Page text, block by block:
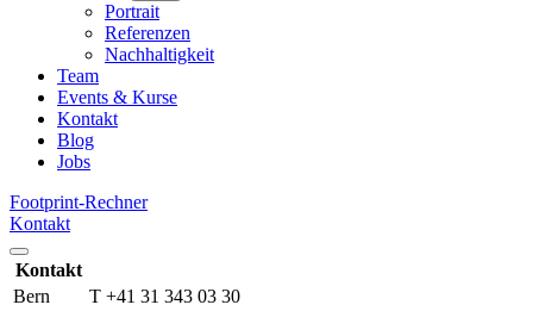
Portrait
Referenzen
Nachhaltigkeit
Team
Events & Kurse
Kontakt
Blog
Jobs
Footprint-Rechner
Kontakt
Kontakt
Bern
T +41 31 343 03 30